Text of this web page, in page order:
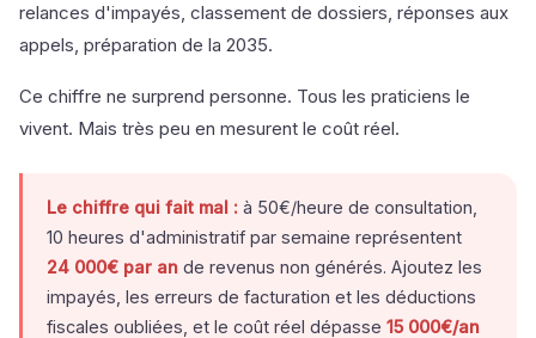
relances d'impayés, classement de dossiers, réponses aux
appels, préparation de la 2035.
Ce chiffre ne surprend personne. Tous les praticiens le
vivent. Mais très peu en mesurent le coût réel.
Le chiffre qui fait mal : à 50€/heure de consultation,
10 heures d'administratif par semaine représentent
24 000€ par an de revenus non générés. Ajoutez les
impayés, les erreurs de facturation et les déductions
fiscales oubliées, et le coût réel dépasse 15 000€/an